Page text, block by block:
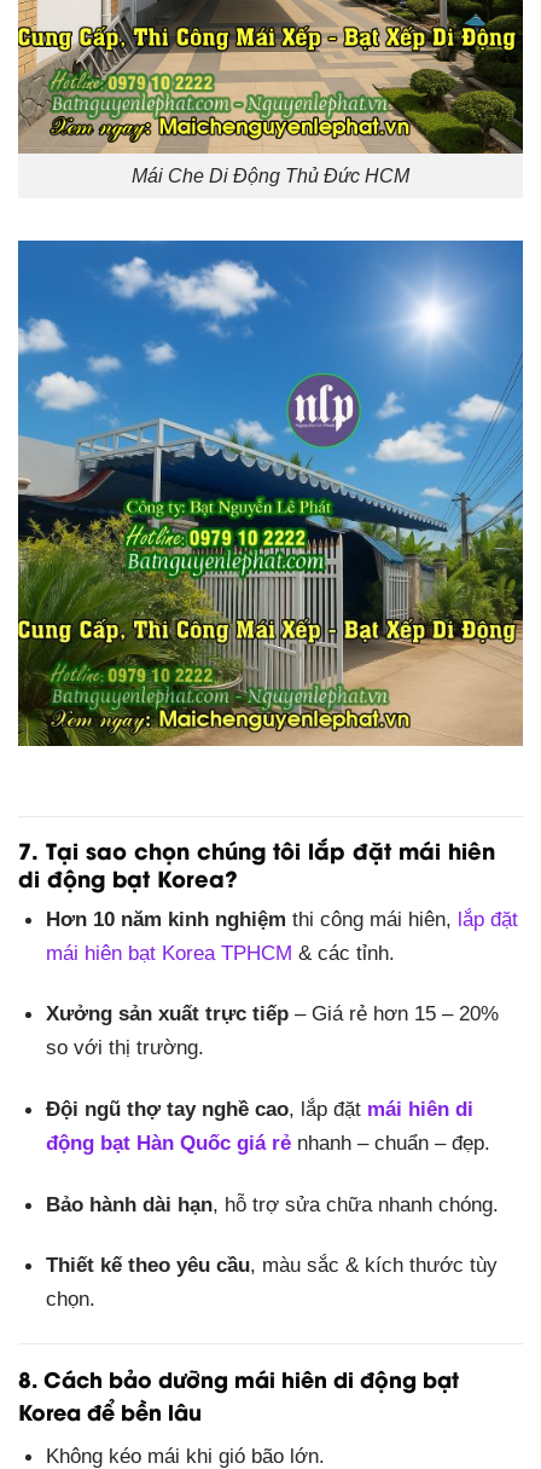
Mái Che Di Động Thủ Đức HCM
7. Tại sao chọn chúng tôi lắp đặt mái hiên
di động bạt Korea?
Hơn 10 năm kinh nghiệm thi công mái hiên, lắp đặt
mái hiên bạt Korea TPHCM & các tỉnh.
Xưởng sản xuất trực tiếp– Giá rẻ hơn 15 – 20%
so với thị trường.
Đội ngũ thợ tay nghề cao, lắp đặt mái hiên di
động bạt Hàn Quốc giá rẻnhanh – chuẩn – đẹp.
Bảo hành dài hạn, hỗ trợ sửa chữa nhanh chóng.
Thiết kế theo yêu cầu, màu sắc & kích thước tùy
chọn.
8. Cách bảo dưỡng mái hiên di động bạt
Korea để bền lâu
Không kéo mái khi gió bão lớn.